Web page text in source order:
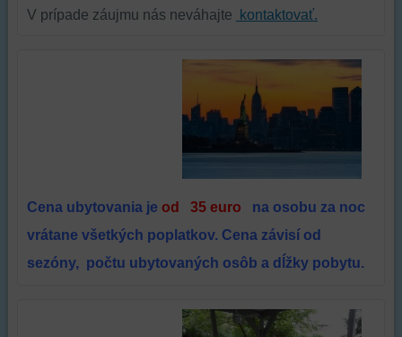
V prípade záujmu nás neváhajte kontaktovať.
Cena ubytovania je od 35 euro na osobu za noc
vrátane všetkých poplatkov. Cena závisí od
sezóny, počtu ubytovaných osôb a dĺžky pobytu.
a
zabezpečenia.
funkcie,
z
preferencií
bez